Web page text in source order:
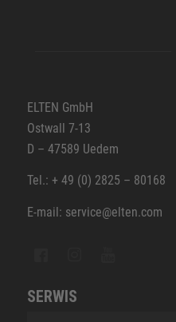
ELTEN GmbH
Ostwall 7-13
D – 47589 Uedem
Tel.: + 49 (0) 2825 – 80168
E-mail: service@elten.com
SERWIS